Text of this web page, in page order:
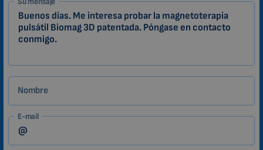
ES
Zákazník
Nombre
E-mail